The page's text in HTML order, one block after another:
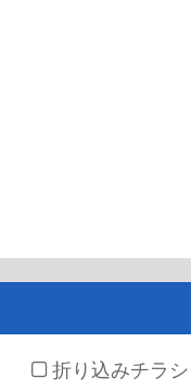
折り込みチラシ